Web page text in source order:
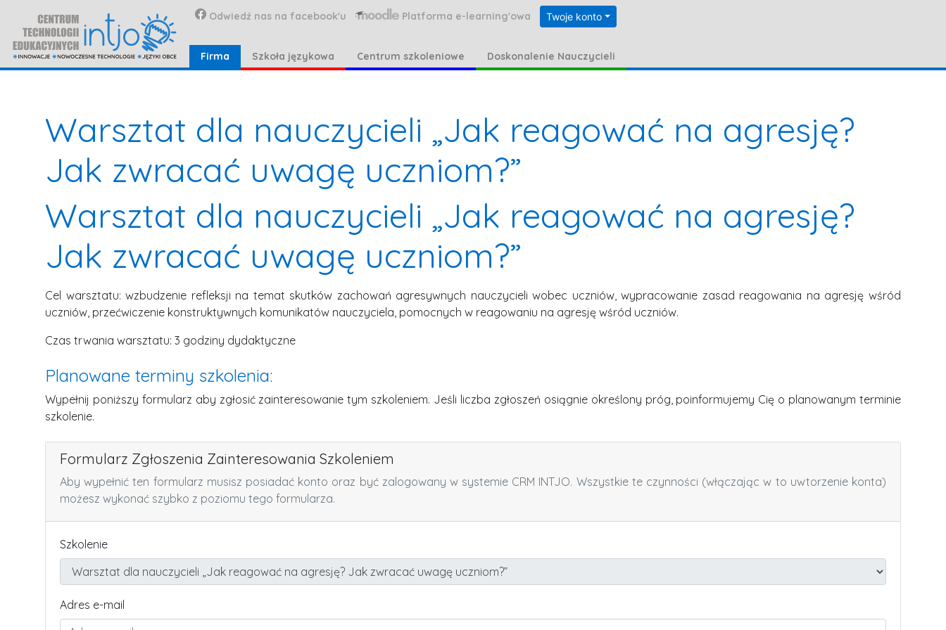
Firma Szkoła językowa Centrum szkoleniowe Doskonalenie Nauczycieli
Odwiedź nas na facebook'u Platforma e-learning'owa Twoje konto
Warsztat dla nauczycieli „Jak reagować na agresję?
Jak zwracać uwagę uczniom?”
Warsztat dla nauczycieli „Jak reagować na agresję?
Jak zwracać uwagę uczniom?”
Cel warsztatu: wzbudzenie refleksji na temat skutków zachowań agresywnych nauczycieli wobec uczniów, wypracowanie zasad reagowania na agresję wśród
uczniów, przećwiczenie konstruktywnych komunikatów nauczyciela, pomocnych w reagowaniu na agresję wśród uczniów.
Czas trwania warsztatu: 3 godziny dydaktyczne
Planowane terminy szkolenia:
Wypełnij poniższy formularz aby zgłosić zainteresowanie tym szkoleniem. Jeśli liczba zgłoszeń osiągnie określony próg, poinformujemy Cię o planowanym terminie
szkolenie.
Formularz Zgłoszenia Zainteresowania Szkoleniem
Aby wypełnić ten formularz musisz posiadać konto oraz być zalogowany w systemie CRM INTJO. Wszystkie te czynności (włączając w to uwtorzenie konta)
możesz wykonać szybko z poziomu tego formularza.
Szkolenie
Adres e-mail